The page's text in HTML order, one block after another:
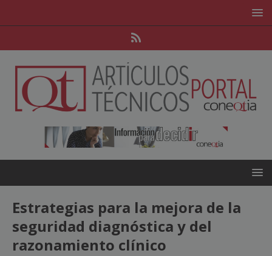
Estrategias para la mejora de la
seguridad diagnóstica y del
razonamiento clínico